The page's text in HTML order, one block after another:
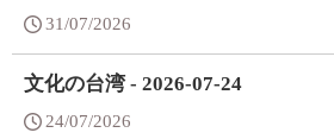
31/07/2026
文化の台湾 - 2026-07-24
24/07/2026